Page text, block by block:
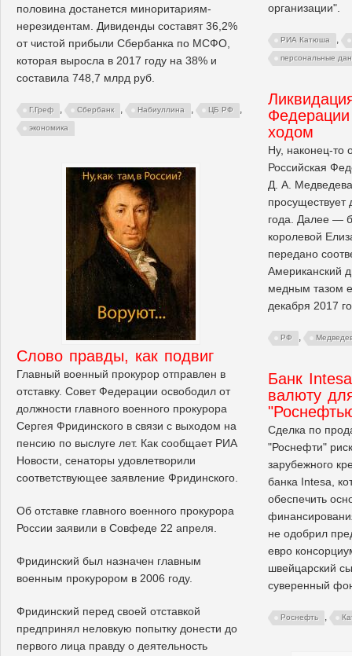
половина достанется миноритариям-
нерезидентам. Дивиденды составят 36,2%
от чистой прибыли Сбербанка по МСФО,
которая выросла в 2017 году на 38% и
составила 748,7 млрд руб.
Г.Греф , Сбербанк , Набиуллина , ЦБ РФ ,
экономика
организации".
РИА Катюша ,
персональные
ходом
Ну, наконец-то
Российская
Д. А.
года. Далее —
королевой
передано
Американский
медным тазом
декабря 2017
РФ ,
Слово правды, как подвиг
Главный военный прокурор отправлен в
отставку. Совет Федерации освободил от
должности главного военного прокурора
Сергея Фридинского в связи с выходом на
пенсию по выслуге лет. Как сообщает РИА
Новости, сенаторы удовлетворили
соответствующее заявление Фридинского.
Об отставке главного военного прокурора
России заявили в Совфеде 22 апреля.
Фридинский был назначен главным
военным прокурором в 2006 году.
Фридинский перед своей отставкой
предпринял неловкую попытку донести до
первого лица правду о деятельность
Банк
валюту
Сделка по
"Роснефти"
зарубежного
банка Intesa,
обеспечить
не одобрил
евро
швейцарский
суверенный
Роснефть ,